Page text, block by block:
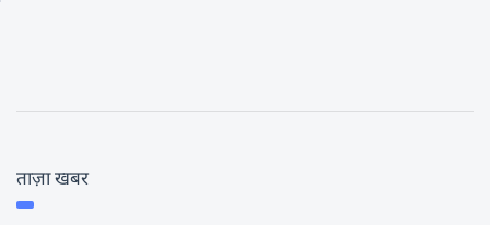
ताज़ा खबर